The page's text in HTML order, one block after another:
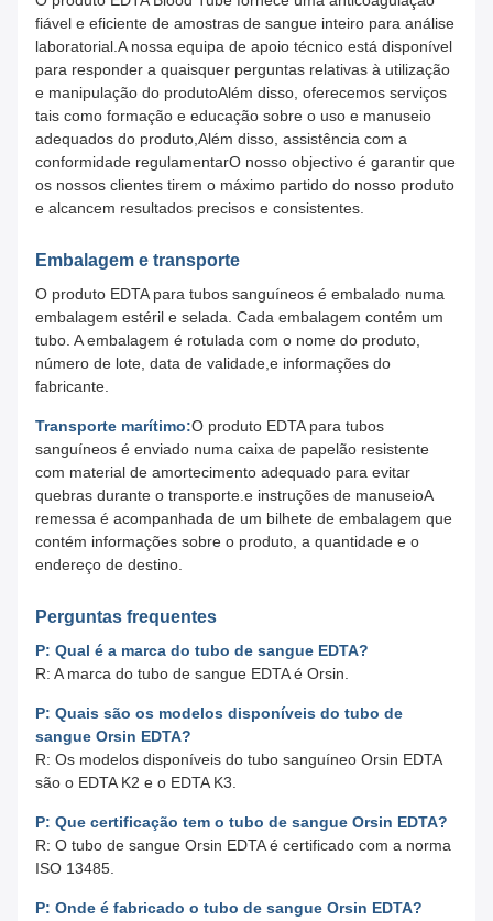
fiável e eficiente de amostras de sangue inteiro para análise
laboratorial.A nossa equipa de apoio técnico está disponível
para responder a quaisquer perguntas relativas à utilização
e manipulação do produtoAlém disso, oferecemos serviços
tais como formação e educação sobre o uso e manuseio
adequados do produto,Além disso, assistência com a
conformidade regulamentarO nosso objectivo é garantir que
os nossos clientes tirem o máximo partido do nosso produto
e alcancem resultados precisos e consistentes.
Embalagem e transporte
O produto EDTA para tubos sanguíneos é embalado numa
embalagem estéril e selada. Cada embalagem contém um
tubo. A embalagem é rotulada com o nome do produto,
número de lote, data de validade,e informações do
fabricante.
Transporte marítimo:O produto EDTA para tubos
sanguíneos é enviado numa caixa de papelão resistente
com material de amortecimento adequado para evitar
quebras durante o transporte.e instruções de manuseioA
remessa é acompanhada de um bilhete de embalagem que
contém informações sobre o produto, a quantidade e o
endereço de destino.
Perguntas frequentes
P: Qual é a marca do tubo de sangue EDTA?
R: A marca do tubo de sangue EDTA é Orsin.
P: Quais são os modelos disponíveis do tubo de
sangue Orsin EDTA?
R: Os modelos disponíveis do tubo sanguíneo Orsin EDTA
são o EDTA K2 e o EDTA K3.
P: Que certificação tem o tubo de sangue Orsin EDTA?
R: O tubo de sangue Orsin EDTA é certificado com a norma
ISO 13485.
P: Onde é fabricado o tubo de sangue Orsin EDTA?